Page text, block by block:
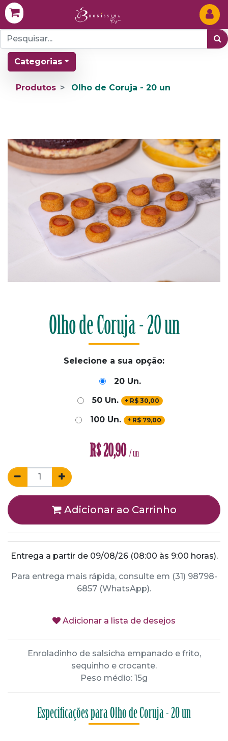
Categorias
Produtos Olho de Coruja - 20 un
Olho de Coruja - 20 un
Selecione a sua opção:
20 Un.
50 Un.
+ R$30,00
100 Un. + R$ 79,00
R$20,90 / un
Adicionar ao Carrinho
Entrega a partir de 09/08/26 (08:00 às 9:00 horas).
Para entrega mais rápida, consulte em (31) 98798-
6857 (WhatsApp).
Adicionar a lista de desejos
Enroladinho de salsicha empanado e frito,
sequinho e crocante.
Peso médio: 15g
Especificações para Olho de Coruja - 20 un